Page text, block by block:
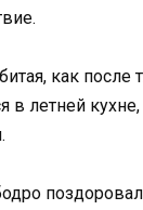
как после
в летней кухне,